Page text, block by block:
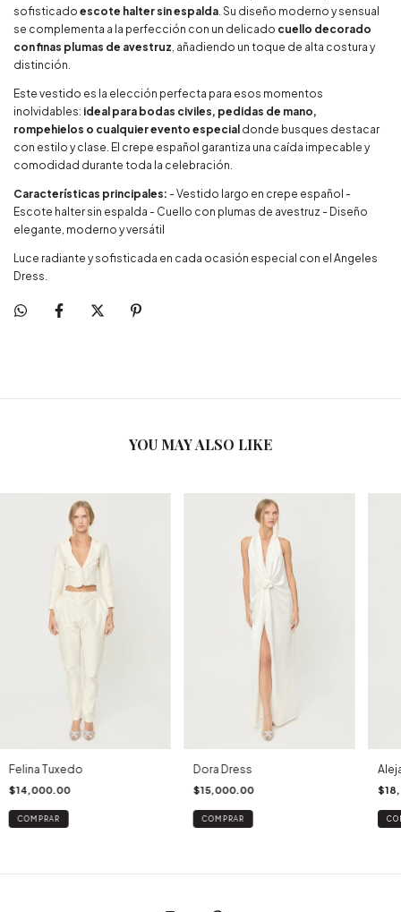
sofisticado escote halter sin espalda . Su diseño moderno y sensual
se complementa a la perfección con un delicado cuello decorado
con finas plumas de avestruz , añadiendo un toque de alta costura y
distinción.
Este vestido es la elección perfecta para esos momentos
inolvidables: ideal para bodas civiles, pedidas de mano,
rompehielos o cualquier evento especial donde busques destacar
con estilo y clase. El crepe español garantiza una caída impecable y
comodidad durante toda la celebración.
Características principales: - Vestido largo en crepe español -
Escote halter sin espalda - Cuello con plumas de avestruz - Diseño
elegante, moderno y versátil
Luce radiante y sofisticada en cada ocasión especial con el Angeles
Dress.
YOU MAY ALSO LIKE
Felina Tuxedo
$14,000.00
COMPRAR
Dora Dress
$15,000.00
COMPRAR